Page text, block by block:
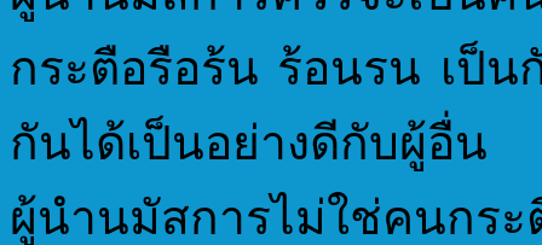
กระตือรือร้น ร้อนรน เป็น
กันได้เป็นอย่างดีกับผู้
ผู้นำนมัสการไม่ใช่คนกร